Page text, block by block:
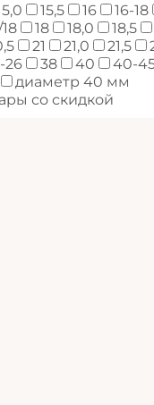
15,5 16 16-18
18 18 18,0 18,5
21 21,0 21,5
26 38 40 40-
диаметр 40 мм
со скидкой